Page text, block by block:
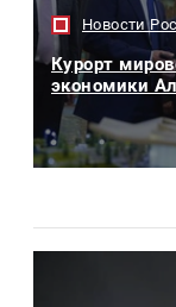
Новости
Курорт
экономики